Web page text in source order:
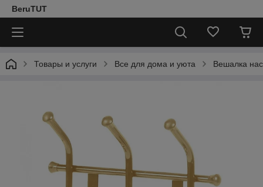
BeruTUT
Товары и услуги Все для дома и уюта Вешалка